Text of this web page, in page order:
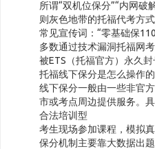
所谓“双机位保分”“内网破
则灰色地带的托福代考方式
常见宣传词：“零基础保
多数通过技术漏洞托福网
被ETS（托福官方）永久封
托福线下保分是怎么操作的
线下保分一般由一些非官
市或考点周边提供服务。
合法培训型
考生现场参加课程，模拟真
保分机制主要靠大数据出